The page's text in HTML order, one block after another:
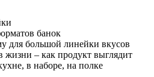
банок
для большой линейки вкусов
жизни – как продукт выглядит
в наборе, на полке